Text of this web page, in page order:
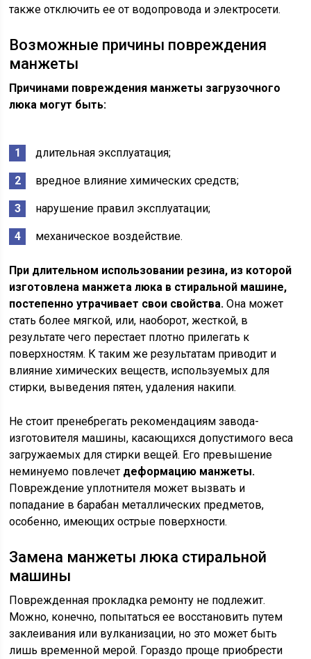
также отключить ее от водопровода и электросети.
Возможные причины повреждения
манжеты
Причинами повреждения манжеты загрузочного
люка могут быть:
длительная эксплуатация;
вредное влияние химических средств;
нарушение правил эксплуатации;
механическое воздействие.
При длительном использовании резина, из которой
изготовлена манжета люка в стиральной машине,
постепенно утрачивает свои свойства. Она может
стать более мягкой, или, наоборот, жесткой, в
результате чего перестает плотно прилегать к
поверхностям. К таким же результатам приводит и
влияние химических веществ, используемых для
стирки, выведения пятен, удаления накипи.
Не стоит пренебрегать рекомендациям завода-
изготовителя машины, касающихся допустимого веса
загружаемых для стирки вещей. Его превышение
неминуемо повлечет деформацию манжеты.
Повреждение уплотнителя может вызвать и
попадание в барабан металлических предметов,
особенно, имеющих острые поверхности.
Замена манжеты люка стиральной
машины
Поврежденная прокладка ремонту не подлежит.
Можно, конечно, попытаться ее восстановить путем
заклеивания или вулканизации, но это может быть
лишь временной мерой. Гораздо проще приобрести